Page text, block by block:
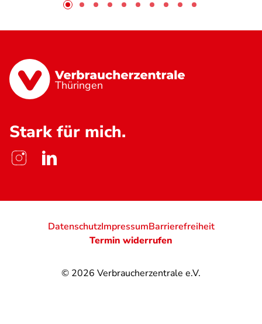
Thüringen
Stark für mich.
© 2026 Verbraucherzentrale e.V.
DatenschutzImpressumBarrierefreiheit
Termin widerrufen